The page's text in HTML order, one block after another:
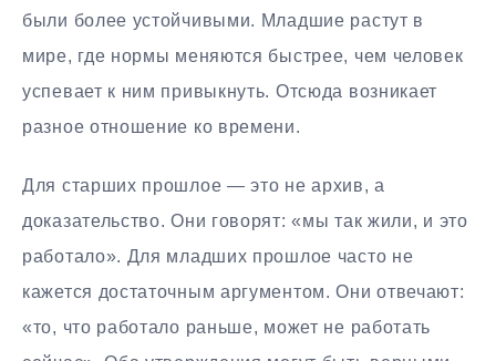
были более устойчивыми. Младшие растут в
мире, где нормы меняются быстрее, чем человек
успевает к ним привыкнуть. Отсюда возникает
разное отношение ко времени.
Для старших прошлое — это не архив, а
доказательство. Они говорят: «мы так жили, и это
работало». Для младших прошлое часто не
кажется достаточным аргументом. Они отвечают:
«то, что работало раньше, может не работать